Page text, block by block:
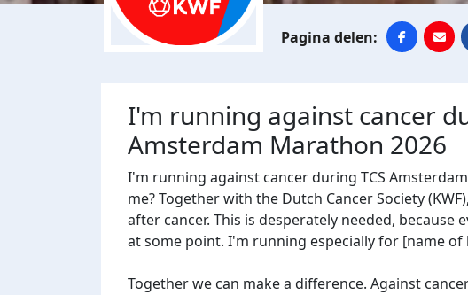
I'm running against cancer
Amsterdam Marathon 2026
I'm running against cancer during TCS
me? Together with the Dutch Cancer Society
after cancer. This is desperately needed, because
at some point. I'm running especially for [name
Together we can make a difference. Against